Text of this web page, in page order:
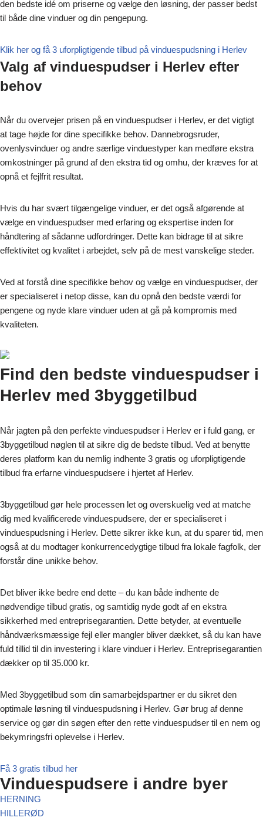
den bedste idé om priserne og vælge den løsning, der passer bedst
til både dine vinduer og din pengepung.
Klik her og få 3 uforpligtigende tilbud på vinduespudsning i Herlev
Valg af vinduespudser i Herlev efter
behov
Når du overvejer prisen på en vinduespudser i Herlev, er det vigtigt
at tage højde for dine specifikke behov. Dannebrogsruder,
ovenlysvinduer og andre særlige vinduestyper kan medføre ekstra
omkostninger på grund af den ekstra tid og omhu, der kræves for at
opnå et fejlfrit resultat.
Hvis du har svært tilgængelige vinduer, er det også afgørende at
vælge en vinduespudser med erfaring og ekspertise inden for
håndtering af sådanne udfordringer. Dette kan bidrage til at sikre
effektivitet og kvalitet i arbejdet, selv på de mest vanskelige steder.
Ved at forstå dine specifikke behov og vælge en vinduespudser, der
er specialiseret i netop disse, kan du opnå den bedste værdi for
pengene og nyde klare vinduer uden at gå på kompromis med
kvaliteten.
Find den bedste vinduespudser i
Herlev med 3byggetilbud
Når jagten på den perfekte vinduespudser i Herlev er i fuld gang, er
3byggetilbud nøglen til at sikre dig de bedste tilbud. Ved at benytte
deres platform kan du nemlig indhente 3 gratis og uforpligtigende
tilbud fra erfarne vinduespudsere i hjertet af Herlev.
3byggetilbud gør hele processen let og overskuelig ved at matche
dig med kvalificerede vinduespudsere, der er specialiseret i
vinduespudsning i Herlev. Dette sikrer ikke kun, at du sparer tid, men
også at du modtager konkurrencedygtige tilbud fra lokale fagfolk, der
forstår dine unikke behov.
Det bliver ikke bedre end dette – du kan både indhente de
nødvendige tilbud gratis, og samtidig nyde godt af en ekstra
sikkerhed med entreprisegarantien. Dette betyder, at eventuelle
håndværksmæssige fejl eller mangler bliver dækket, så du kan have
fuld tillid til din investering i klare vinduer i Herlev. Entreprisegarantien
dækker op til 35.000 kr.
Med 3byggetilbud som din samarbejdspartner er du sikret den
optimale løsning til vinduespudsning i Herlev. Gør brug af denne
service og gør din søgen efter den rette vinduespudser til en nem og
bekymringsfri oplevelse i Herlev.
Få 3 gratis tilbud her
Vinduespudsere i andre byer
HERNING
HILLERØD